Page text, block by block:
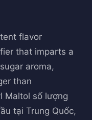
flavor
that imparts a
aroma,
than
Maltol số lượng
tại Trung Quốc,